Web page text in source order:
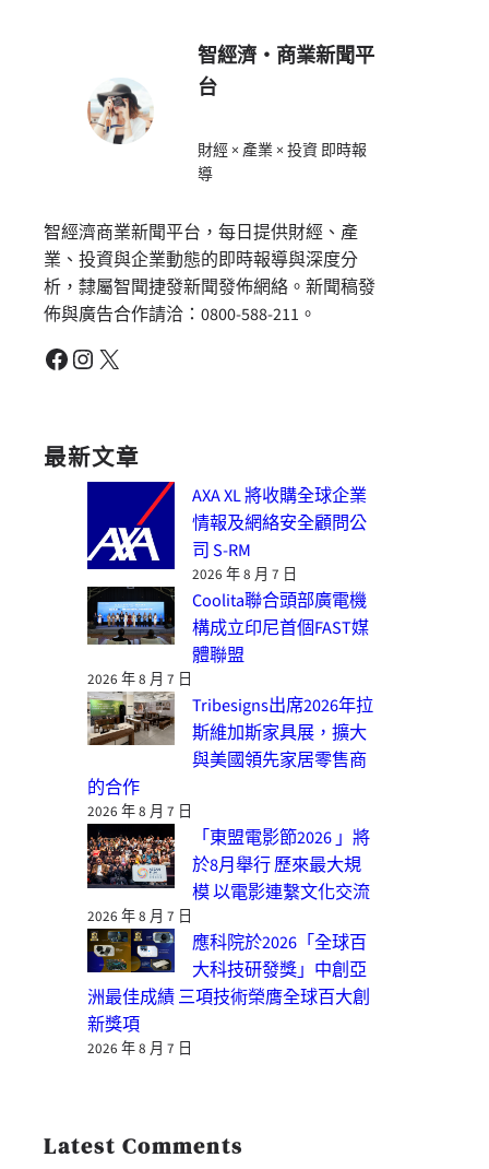
智經濟・商業新聞平
台
財經 × 產業 × 投資 即時報
導
智經濟商業新聞平台，每日提供財經、產
業、投資與企業動態的即時報導與深度分
析，隸屬智聞捷發新聞發佈網絡。新聞稿發
佈與廣告合作請洽：0800-588-211。
Facebook Instagram X
最新文章
AXA XL 將收購全球企業
情報及網絡安全顧問公
司 S-RM
2026 年 8 月 7 日
Coolita聯合頭部廣電機
構成立印尼首個FAST媒
體聯盟
2026 年 8 月 7 日
Tribesigns出席2026年拉
斯維加斯家具展，擴大
與美國領先家居零售商
的合作
2026 年 8 月 7 日
「東盟電影節2026 」將
於8月舉行 歷來最大規
模 以電影連繫文化交流
2026 年 8 月 7 日
應科院於2026「全球百
大科技研發獎」中創亞
洲最佳成績 三項技術榮膺全球百大創
新獎項
2026 年 8 月 7 日
Latest Comments